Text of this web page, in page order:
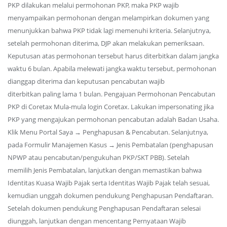
PKP dilakukan melalui permohonan PKP, maka PKP wajib
menyampaikan permohonan dengan melampirkan dokumen yang
menunjukkan bahwa PKP tidak lagi memenuhi kriteria. Selanjutnya,
setelah permohonan diterima, DJP akan melakukan pemeriksaan.
Keputusan atas permohonan tersebut harus diterbitkan dalam jangka
waktu 6 bulan. Apabila melewati jangka waktu tersebut, permohonan
dianggap diterima dan keputusan pencabutan wajib
diterbitkan paling lama 1 bulan. Pengajuan Permohonan Pencabutan
PKP di Coretax Mula-mula login Coretax. Lakukan impersonating jika
PKP yang mengajukan permohonan pencabutan adalah Badan Usaha.
Klik Menu Portal Saya → Penghapusan & Pencabutan. Selanjutnya,
pada Formulir Manajemen Kasus → Jenis Pembatalan (penghapusan
NPWP atau pencabutan/pengukuhan PKP/SKT PBB). Setelah
memilih Jenis Pembatalan, lanjutkan dengan memastikan bahwa
Identitas Kuasa Wajib Pajak serta Identitas Wajib Pajak telah sesuai,
kemudian unggah dokumen pendukung Penghapusan Pendaftaran.
Setelah dokumen pendukung Penghapusan Pendaftaran selesai
diunggah, lanjutkan dengan mencentang Pernyataan Wajib